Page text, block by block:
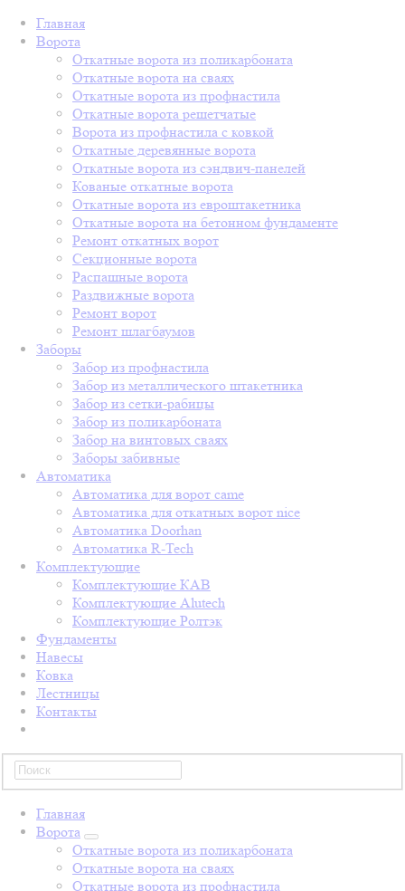
Главная
Ворота
Откатные ворота из поликарбоната
Откатные ворота на сваях
Откатные ворота из профнастила
Откатные ворота решетчатые
Ворота из профнастила с ковкой
Откатные деревянные ворота
Откатные ворота из сэндвич-панелей
Кованые откатные ворота
Откатные ворота из евроштакетника
Откатные ворота на бетонном фундаменте
Ремонт откатных ворот
Секционные ворота
Распашные ворота
Раздвижные ворота
Ремонт ворот
Ремонт шлагбаумов
Заборы
Забор из профнастила
Забор из металлического штакетника
Забор из сетки-рабицы
Забор из поликарбоната
Забор на винтовых сваях
Заборы забивные
Автоматика
Автоматика для ворот came
Автоматика для откатных ворот nice
Автоматика Doorhan
Автоматика R-Tech
Комплектующие
Комплектующие КАВ
Комплектующие Alutech
Комплектующие Ролтэк
Фундаменты
Навесы
Ковка
Лестницы
Контакты
Главная
Ворота
Откатные ворота из поликарбоната
Откатные ворота на сваях
Откатные ворота из профнастила